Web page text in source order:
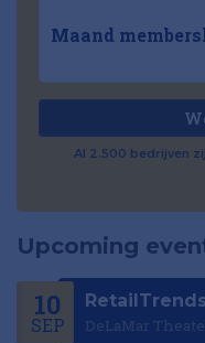
Maand
Al 2.500 bedrijven
Upcoming
10
SEP DeLaMar